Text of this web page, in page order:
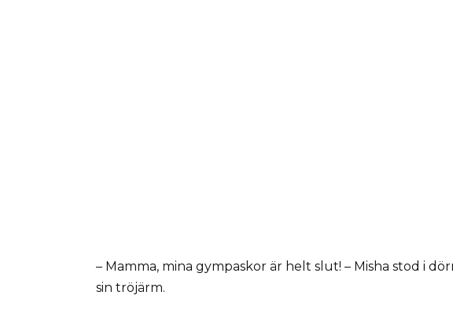
– Mamma, mina gympaskor är helt slut! – Misha stod i
sin tröjärm.